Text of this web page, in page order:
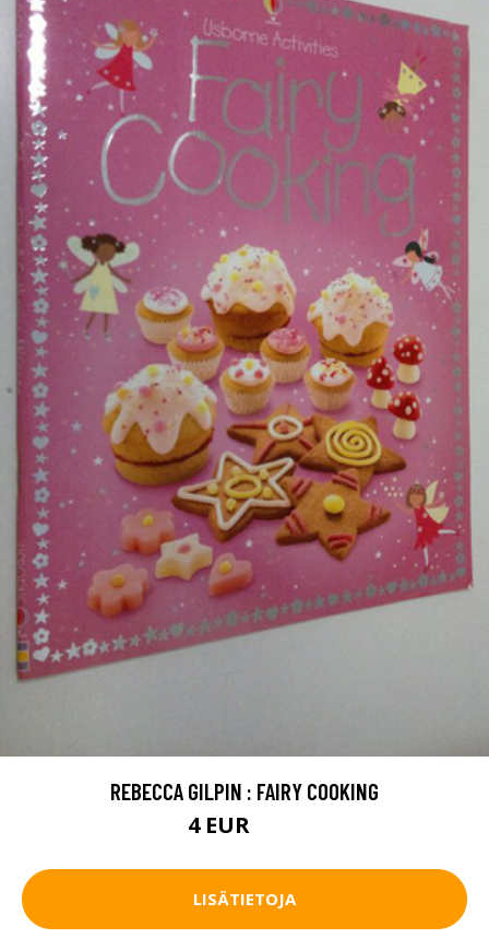
REBECCA GILPIN : FAIRY COOKING
4 EUR
LISÄTIETOJA